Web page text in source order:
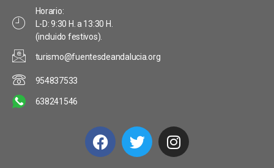
Horario:
L-D: 9:30 H. a 13:30 H.
(incluido festivos).
turismo@fuentesdeandalucia.org
954837533
638241546